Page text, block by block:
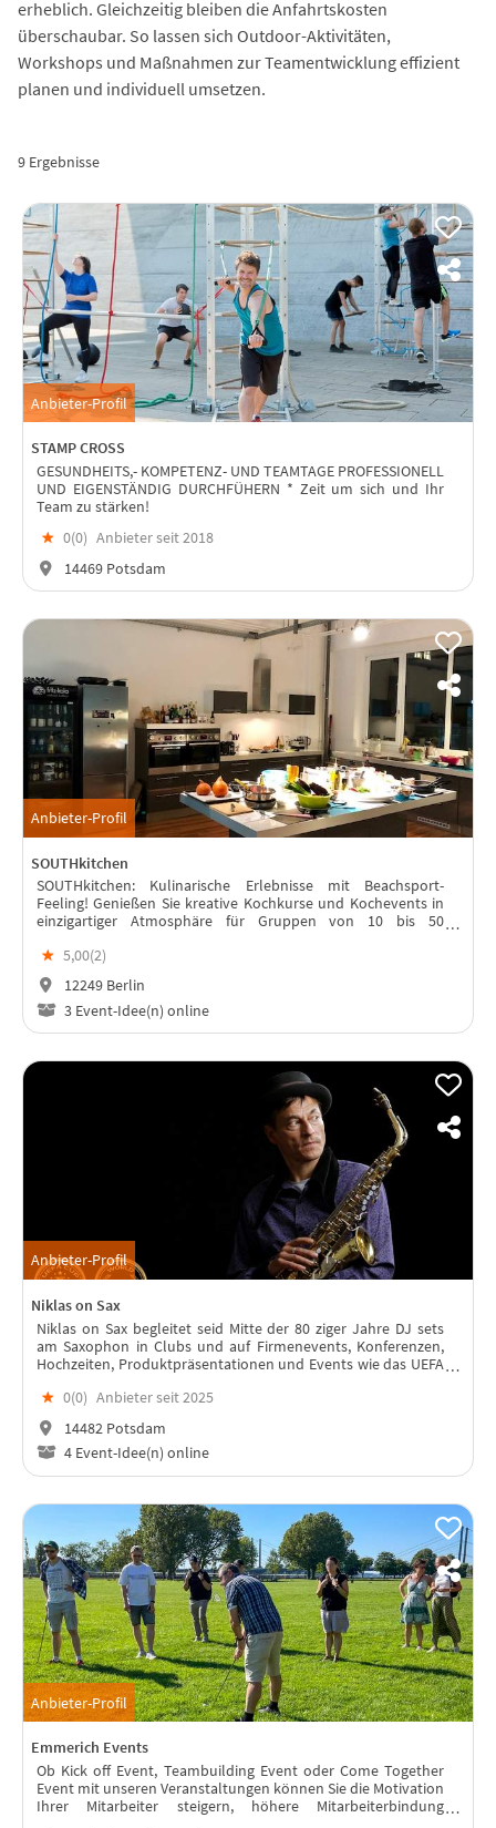
erheblich. Gleichzeitig bleiben die Anfahrtskosten
überschaubar. So lassen sich Outdoor-Aktivitäten,
Workshops und Maßnahmen zur Teamentwicklung effizient
planen und individuell umsetzen.
9 Ergebnisse
Anbieter-Profil
STAMP CROSS
GESUNDHEITS,- KOMPETENZ- UND TEAMTAGE PROFESSIONELL
UND EIGENSTÄNDIG DURCHFÜHERN * Zeit um sich und Ihr
Team zu stärken!
★ 0(0) Anbieter seit 2018
14469 Potsdam
Anbieter-Profil
SOUTHkitchen
SOUTHkitchen: Kulinarische Erlebnisse mit Beachsport-
Feeling! Genießen Sie kreative Kochkurse und Kochevents in
einzigartiger Atmosphäre für Gruppen von 10 bis 50
★ 5,00(2)
12249 Berlin
3 Event-Idee(n) online
Anbieter-Profil
Niklas on Sax
Niklas on Sax begleitet seid Mitte der 80 ziger Jahre DJ sets
am Saxophon in Clubs und auf Firmenevents, Konferenzen,
Hochzeiten, Produktpräsentationen und Events wie das UEFA
★ 0(0) Anbieter seit 2025
14482 Potsdam
4 Event-Idee(n) online
Anbieter-Profil
Emmerich Events
Ob Kick off Event, Teambuilding Event oder Come Together
Event mit unseren Veranstaltungen können Sie die Motivation
Ihrer Mitarbeiter steigern, höhere Mitarbeiterbindung